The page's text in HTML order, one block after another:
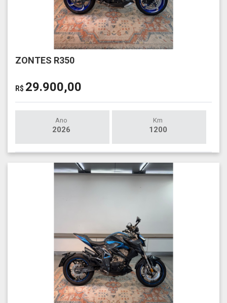
ZONTES R350
R$ 29.900,00
Ano
2026
Km
1200